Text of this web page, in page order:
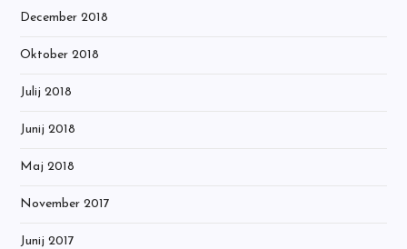
December 2018
Oktober 2018
Julij 2018
Junij 2018
Maj 2018
November 2017
Junij 2017